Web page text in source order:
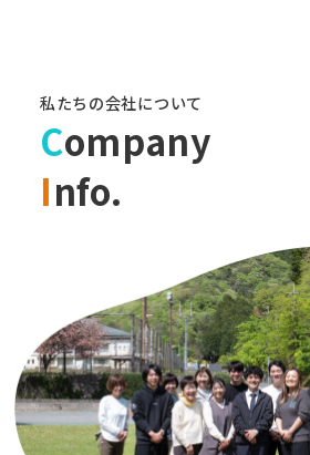
私たちの会社について
Company
Info.